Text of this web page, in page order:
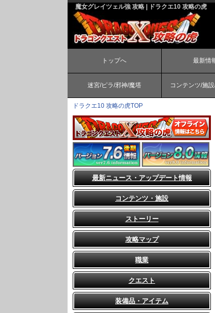
魔女グレイツェル強 攻略 | ドラクエ10 攻略の虎
トップへ 最新情
迷宮/ピラ/邪神/魔塔 コンテンツ/施
ドラクエ10 攻略の虎TOP
最新ニュース・アップデート情報
コンテンツ・施設
ストーリー
攻略マップ
職業
クエスト
装備品・アイテム